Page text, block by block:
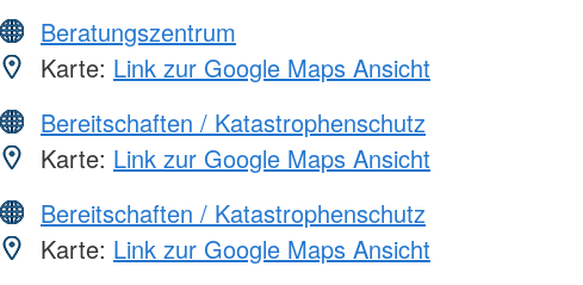
Beratungszentrum
Karte: Link zur Google Maps Ansicht
Bereitschaften / Katastrophenschutz
Karte: Link zur Google Maps Ansicht
Bereitschaften / Katastrophenschutz
Karte: Link zur Google Maps Ansicht